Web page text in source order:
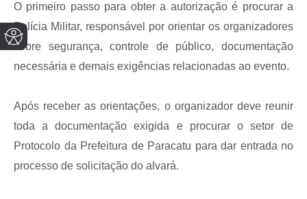
O primeiro passo para obter a autorização é procurar a
Polícia Militar, responsável por orientar os organizadores
sobre segurança, controle de público, documentação
necessária e demais exigências relacionadas ao evento.
Após receber as orientações, o organizador deve reunir
toda a documentação exigida e procurar o setor de
Protocolo da Prefeitura de Paracatu para dar entrada no
processo de solicitação do alvará.